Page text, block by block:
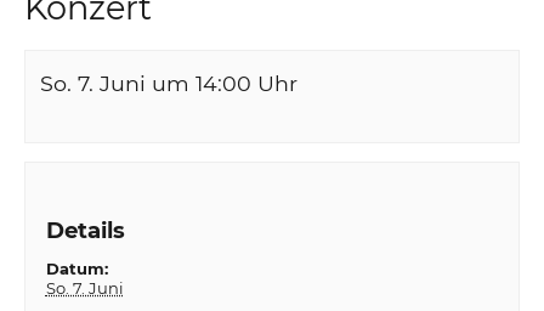
So. 7. Juni um 14:00 Uhr
Details
Datum:
So. 7. Juni